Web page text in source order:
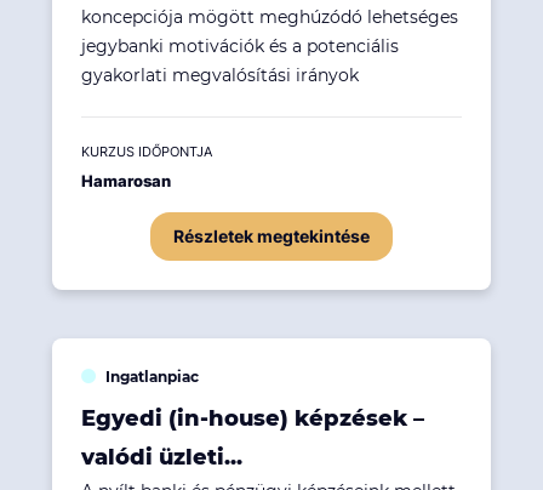
koncepciója mögött meghúzódó lehetséges
jegybanki motivációk és a potenciális
gyakorlati megvalósítási irányok
KURZUS IDŐPONTJA
Hamarosan
Részletek megtekintése
Ingatlanpiac
Egyedi (in-house) képzések –
valódi üzleti...